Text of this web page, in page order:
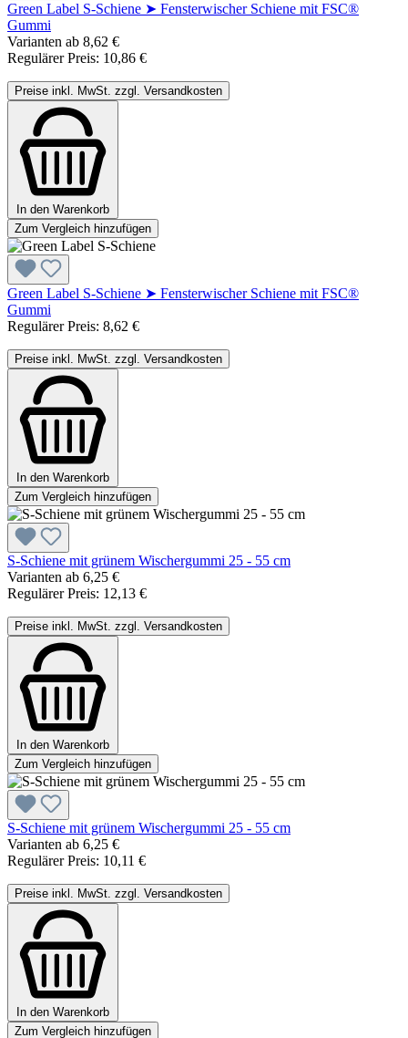
Green Label S-Schiene ➤ Fensterwischer Schiene mit FSC®
Gummi
Varianten ab 8,62 €
Regulärer Preis: 10,86 €
Preise inkl. MwSt. zzgl. Versandkosten
In den Warenkorb
Zum Vergleich hinzufügen
Green Label S-Schiene ➤ Fensterwischer Schiene mit FSC®
Gummi
Regulärer Preis: 8,62 €
Preise inkl. MwSt. zzgl. Versandkosten
In den Warenkorb
Zum Vergleich hinzufügen
S-Schiene mit grünem Wischergummi 25 - 55 cm
Varianten ab 6,25 €
Regulärer Preis: 12,13 €
Preise inkl. MwSt. zzgl. Versandkosten
In den Warenkorb
Zum Vergleich hinzufügen
S-Schiene mit grünem Wischergummi 25 - 55 cm
Varianten ab 6,25 €
Regulärer Preis: 10,11 €
Preise inkl. MwSt. zzgl. Versandkosten
In den Warenkorb
Zum Vergleich hinzufügen